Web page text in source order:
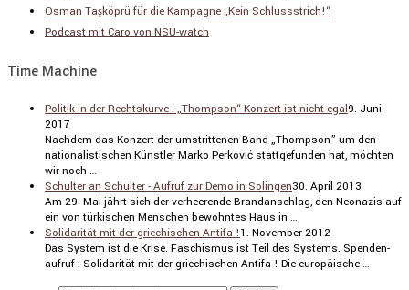
Osman Taşköprü für die Kampagne „Kein Schlussstrich!“
Podcast mit Caro von NSU-watch
Time Machine
Politik in der Rechtskurve : „Thompson“-Konzert ist nicht egal9. Juni
2017
Nachdem das Konzert der umstrit­tenen Band „Thompson” um den
natio­na­lis­ti­schen Künstler Marko Perković statt­ge­funden hat, möchten
wir noch …
Schulter an Schulter - Aufruf zur Demo in Solingen30. April 2013
Am 29. Mai jährt sich der verhee­rende Brand­an­schlag, den Neonazis auf
ein von türki­schen Menschen bewohntes Haus in …
Solidarität mit der griechischen Antifa !1. November 2012
Das System ist die Krise. Faschismus ist Teil des Systems. Spenden­
aufruf : Solida­rität mit der griechi­schen Antifa ! Die europäi­sche …